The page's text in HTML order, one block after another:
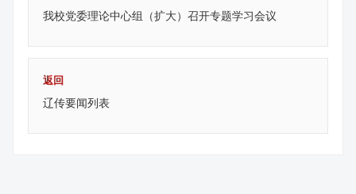
我校党委理论中心组（扩大）召开专题学习会议
返回
辽传要闻列表